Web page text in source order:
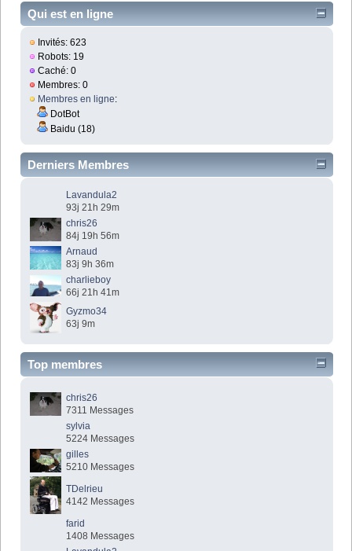
Qui est en ligne
Invités: 623
Robots: 19
Caché: 0
Membres: 0
Membres en ligne:
DotBot
Baidu (18)
Derniers Membres
Lavandula2
93j 21h 29m
chris26
84j 19h 56m
Arnaud
83j 9h 36m
charlieboy
66j 21h 41m
Gyzmo34
63j 9m
Top membres
chris26
7311 Messages
sylvia
5224 Messages
gilles
5210 Messages
TDelrieu
4142 Messages
farid
1408 Messages